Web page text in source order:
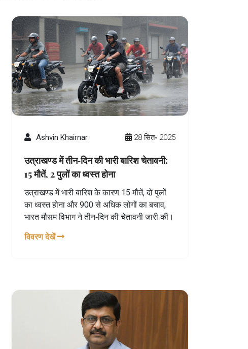
Ashvin Khairnar 28 सित॰ 2025
उत्राखण्ड में तीन‑दिन की भारी बारिश चेतावनी:
15 मौतें, 2 पुलों का ध्वस्त होना
उत्राखण्ड में भारी बारिश के कारण 15 मौतें, दो पुलों
का ध्वस्त होना और 900 से अधिक लोगों का बचाव,
भारत मौसम विभाग ने तीन‑दिन की चेतावनी जारी की।
विवरण देखें